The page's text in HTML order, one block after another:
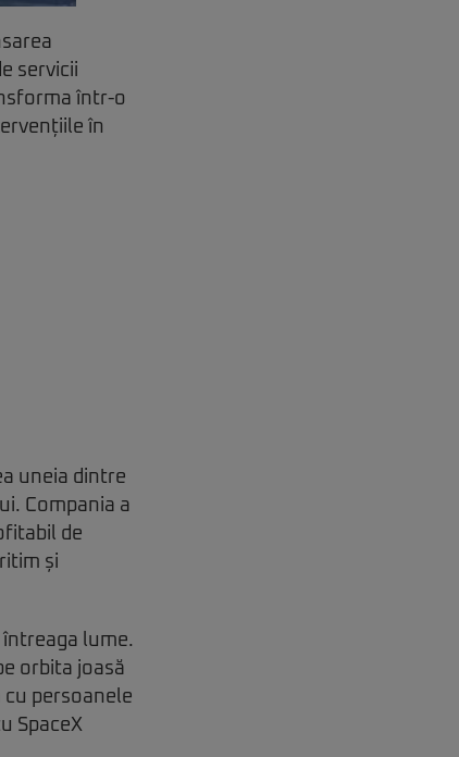
servicii
într-o
în
uneia dintre
Compania a
de
și
lume.
orbita joasă
persoanele
SpaceX